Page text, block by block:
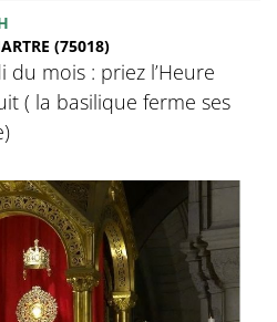
(75018)
mois : priez l’Heure
( la basilique ferme ses